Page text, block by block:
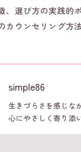
、選び方の実践的
カウンセリング方
simple86
生きづらさを感じな
心にやさしく寄り添